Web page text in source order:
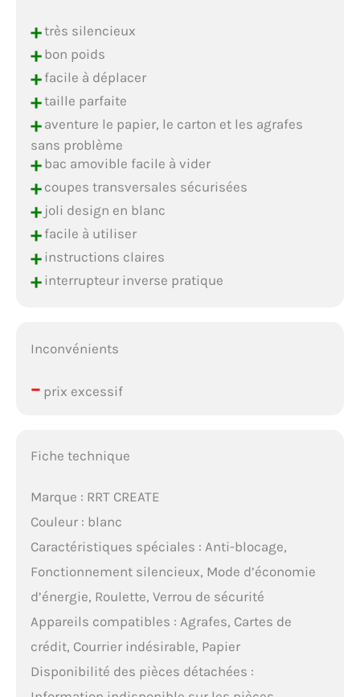
+très silencieux
+bon poids
+facile à déplacer
+taille parfaite
+aventure le papier, le carton et les agrafes
sans problème
+bac amovible facile à vider
+coupes transversales sécurisées
+joli design en blanc
+facile à utiliser
+instructions claires
+interrupteur inverse pratique
Inconvénients
–prix excessif
Fiche technique
Marque : RRT CREATE
Couleur : blanc
Caractéristiques spéciales : Anti-blocage,
Fonctionnement silencieux, Mode d’économie
d’énergie, Roulette, Verrou de sécurité
Appareils compatibles : Agrafes, Cartes de
crédit, Courrier indésirable, Papier
Disponibilité des pièces détachées :